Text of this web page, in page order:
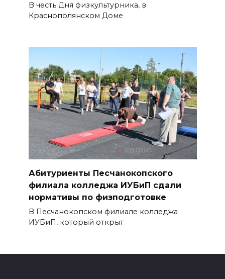
В честь Дня физкультурника, в
Краснополянском Доме
Абитуриенты Песчанокопского
филиала колледжа ИУБиП сдали
нормативы по физподготовке
В Песчанокопском филиале колледжа
ИУБиП, который открыт